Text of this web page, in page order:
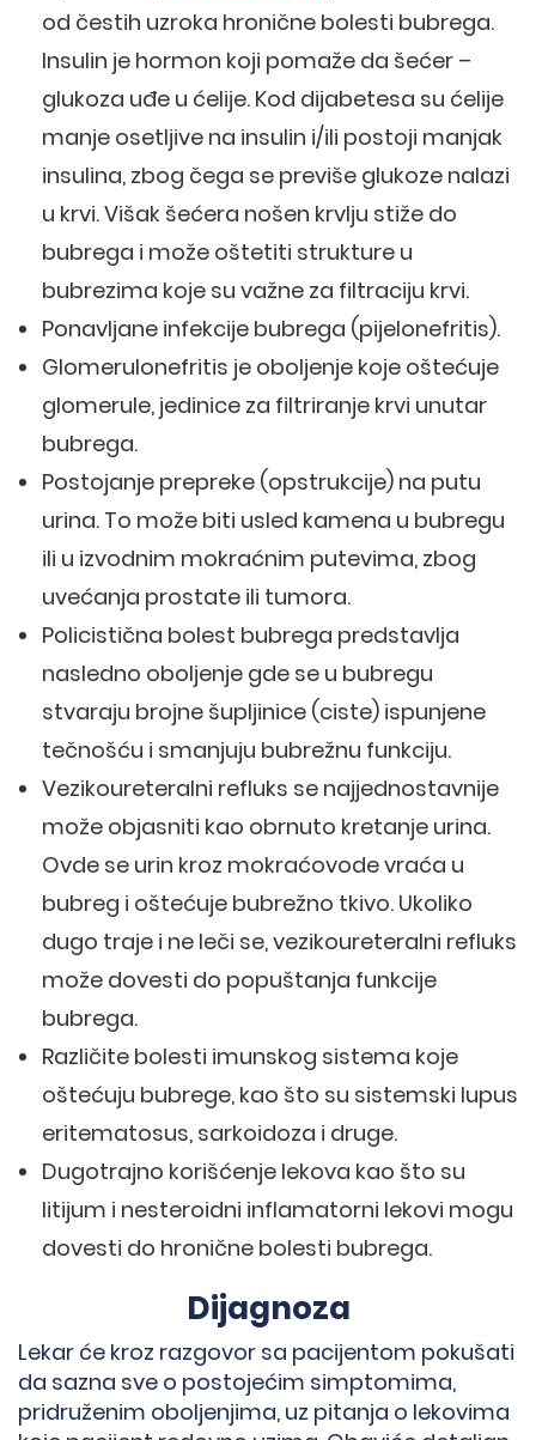
od čestih uzroka hronične bolesti bubrega.
Insulin je hormon koji pomaže da šećer –
glukoza uđe u ćelije. Kod dijabetesa su ćelije
manje osetljive na insulin i/ili postoji manjak
insulina, zbog čega se previše glukoze nalazi
u krvi. Višak šećera nošen krvlju stiže do
bubrega i može oštetiti strukture u
bubrezima koje su važne za filtraciju krvi.
Ponavljane infekcije bubrega (pijelonefritis).
Glomerulonefritis je oboljenje koje oštećuje
glomerule, jedinice za filtriranje krvi unutar
bubrega.
Postojanje prepreke (opstrukcije) na putu
urina. To može biti usled kamena u bubregu
ili u izvodnim mokraćnim putevima, zbog
uvećanja prostate ili tumora.
Policistična bolest bubrega predstavlja
nasledno oboljenje gde se u bubregu
stvaraju brojne šupljinice (ciste) ispunjene
tečnošću i smanjuju bubrežnu funkciju.
Vezikoureteralni refluks se najjednostavnije
može objasniti kao obrnuto kretanje urina.
Ovde se urin kroz mokraćovode vraća u
bubreg i oštećuje bubrežno tkivo. Ukoliko
dugo traje i ne leči se, vezikoureteralni refluks
može dovesti do popuštanja funkcije
bubrega.
Različite bolesti imunskog sistema koje
oštećuju bubrege, kao što su sistemski lupus
eritematosus, sarkoidoza i druge.
Dugotrajno korišćenje lekova kao što su
litijum i nesteroidni inflamatorni lekovi mogu
dovesti do hronične bolesti bubrega.
Dijagnoza
Lekar će kroz razgovor sa pacijentom pokušati
da sazna sve o postojećim simptomima,
pridruženim oboljenjima, uz pitanja o lekovima